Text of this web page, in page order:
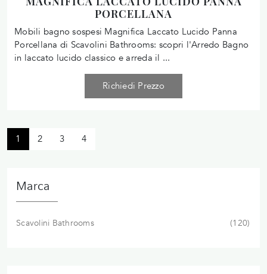
PORCELLANA
Mobili bagno sospesi Magnifica Laccato Lucido Panna
Porcellana di Scavolini Bathrooms: scopri l'Arredo Bagno
in laccato lucido classico e arreda il ...
Richiedi Prezzo
1 2 3 4
Marca
Scavolini Bathrooms 120